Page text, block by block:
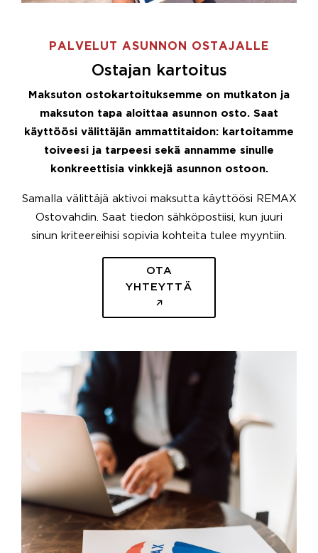
PALVELUT ASUNNON OSTAJALLE
Ostajan kartoitus
Maksuton ostokartoituksemme on mutkaton ja
maksuton tapa aloittaa asunnon osto. Saat
käyttöösi välittäjän ammattitaidon: kartoitamme
toiveesi ja tarpeesi sekä annamme sinulle
konkreettisia vinkkejä asunnon ostoon.
Samalla välittäjä aktivoi maksutta käyttöösi REMAX
Ostovahdin. Saat tiedon sähköpostiisi, kun juuri
sinun kriteereihisi sopivia kohteita tulee myyntiin.
OTA
YHTEYTTÄ